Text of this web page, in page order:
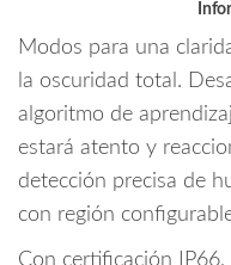
Lente
de
2.8mm/
107
Grados
Modos para una
la oscuridad total.
algoritmo de
estará atento y
detección precisa de
con región
Con certificación IP66,